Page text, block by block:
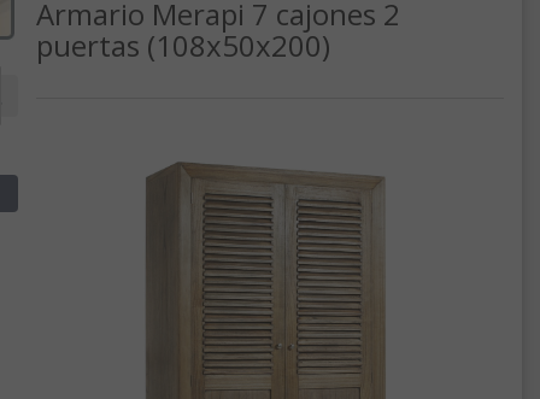
Armario Merapi 7 cajones 2
puertas (108x50x200)